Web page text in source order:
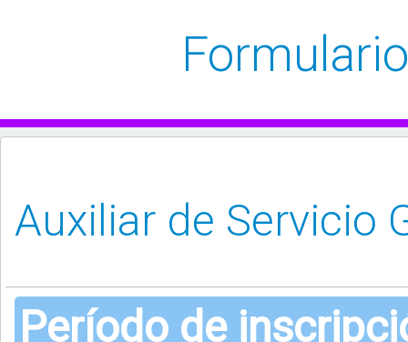
Período de